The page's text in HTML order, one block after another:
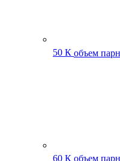
50 К объем
60 К объем